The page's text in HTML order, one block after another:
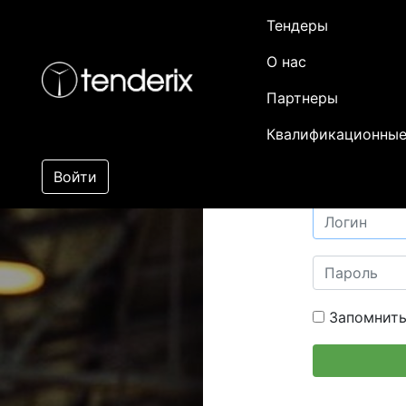
Тендеры
О нас
Партнеры
Войти